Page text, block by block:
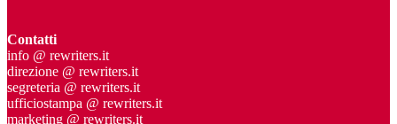
Contatti
info @ rewriters.it
direzione @ rewriters.it
segreteria @ rewriters.it
ufficiostampa @ rewriters.it
marketing @ rewriters.it